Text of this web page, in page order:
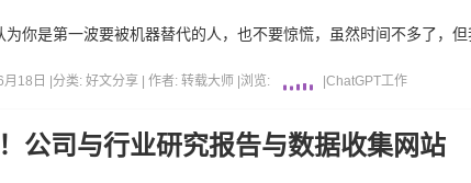
为你是第一波要被机器替代的人，也不要惊慌，虽然时间不多了，但
18日 | 分类: 好文分享 | 作者: 转载大师 浏览: ChatGPT工作
公司与行业研究报告与数据收集网站